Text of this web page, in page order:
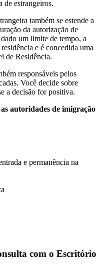
de estrangeiros.
também se estende a
da autorização de
um limite de tempo, a
e é concedida uma
de Residência.
responsáveis pelos
Você decide sobre
a decisão for positiva.
autoridades de imigração
e permanência na
com o Escritório